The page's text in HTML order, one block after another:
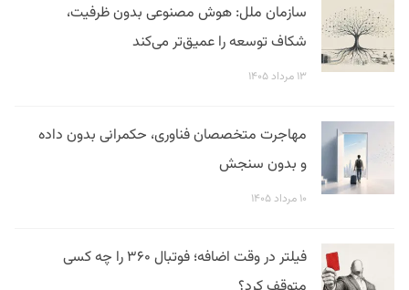
سازمان ملل: هوش مصنوعی بدون ظرفیت،
شکاف توسعه را عمیق‌تر می‌کند
۱۳ مرداد ۱۴۰۵
مهاجرت متخصصان فناوری، حکمرانی بدون داده
و بدون سنجش
۱۰ مرداد ۱۴۰۵
فیلتر در وقت اضافه؛ فوتبال ۳۶۰ را چه کسی